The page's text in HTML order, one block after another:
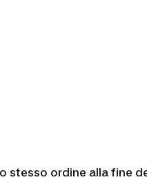
stesso ordine alla fine